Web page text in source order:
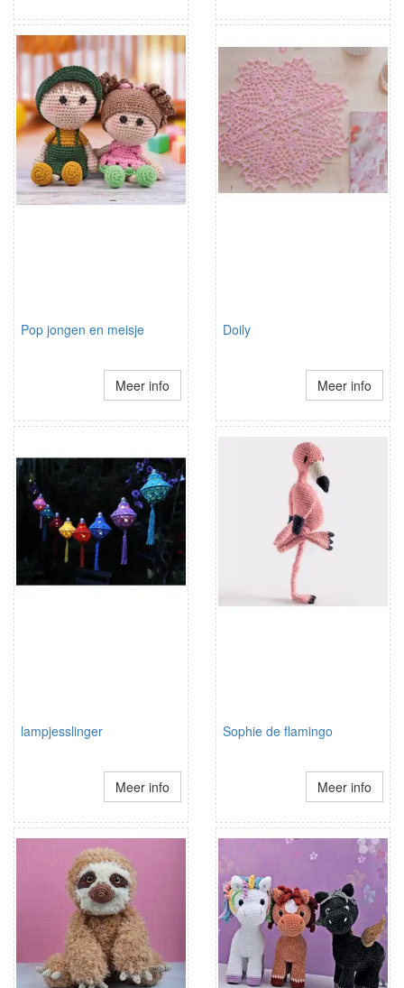
Pop jongen en meisje
Meer info
Doily
Meer info
lampjesslinger
Meer info
Sophie de flamingo
Meer info